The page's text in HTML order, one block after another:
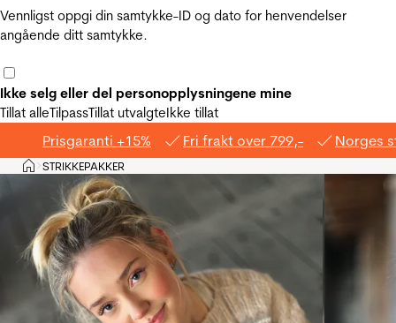
Vennligst oppgi din samtykke-ID og dato for henvendelser
angående ditt samtykke.
Ikke selg eller del personopplysningene mine
Tillat alleTilpassTillat utvalgteIkke tillat
Prisgaranti +15% Fri frakt over 799,- Norges
Hjem
>STRIKKEPAKKER